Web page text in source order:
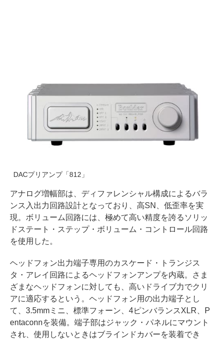
DACプリアンプ「812」
アナログ増幅部は、ディファレンシャル構成によるバラ
ンス入出力回路設計となっており、高SN、低歪率を実
現。ボリューム回路には、極めて高い精度を誇るソリッ
ドステート・ステップ・ボリューム・コントロール回路
を使用した。
ヘッドフォン出力端子専用のカスケード・トランジス
タ・アレイ回路によるヘッドフォンアンプを内蔵。さま
ざまなヘッドフォンに対しても、高いドライブ力でクリ
アに適応するという。ヘッドフォン用の出力端子とし
て、3.5mmミニ、標準フォーン、4ピンバランスXLR、P
entaconnを装備。端子部はジャック・パネルにマウント
され、使用しないときはブラインドカバーを装着でき